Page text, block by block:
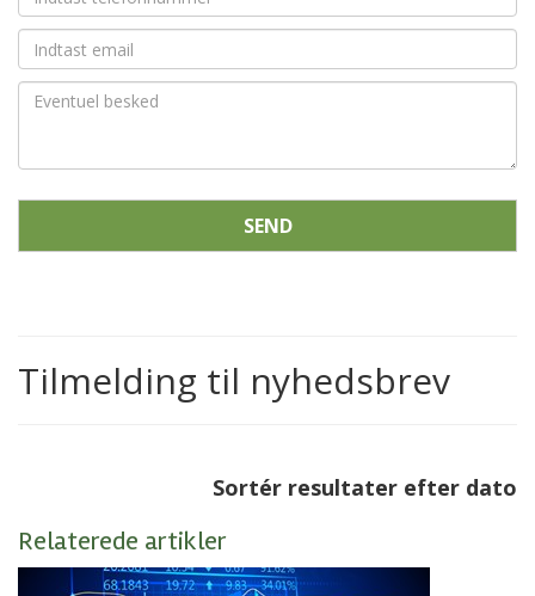
SEND
Tilmelding til nyhedsbrev
Sortér resultater efter dato
Relaterede artikler